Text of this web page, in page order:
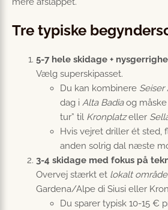
Tre typiske
5-7 hele skidage +
Vælg superskipasset.
Du kan kombinere Seiser
dag i Alta Badiaog måske
tur” til Kronplatzeller
Hvis vejret driller ét sted,
anden solrig dal næste
3-4 skidage med fokus på
Overvej stærkt et lokalt
Gardena/Alpe di Siusi eller
Du sparer typisk 10-15 €